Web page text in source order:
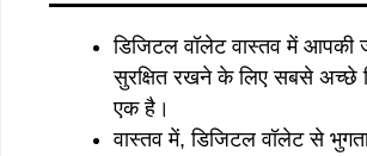
डिजिटल वॉलेट वास्तव में आपकी
सुरक्षित रखने के लिए सबसे अच्छे
एक है।
वास्तव में, डिजिटल वॉलेट से